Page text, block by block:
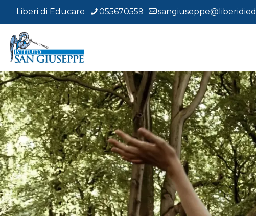
Liberi di Educare 055670559